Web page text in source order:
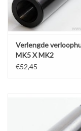
Verlengde
MK5 X MK2
€52,45